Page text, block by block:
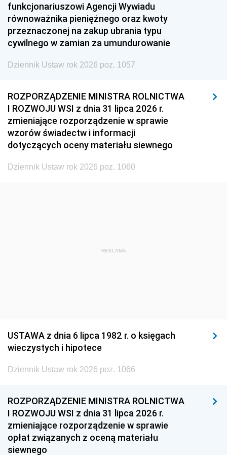
1948 1947
1945 1944 1939
1938 1937 1936
1935 1934
1929 1928 1927
1926 1925 1924
1923 1922
funkcjonariuszowi Agencji Wywiadu
równoważnika pieniężnego oraz kwoty
przeznaczonej na zakup ubrania typu
cywilnego w zamian za umundurowanie
Dziennik Ustaw rok 2026 poz. 1057
ROZPORZĄDZENIE MINISTRA ROLNICTWA
I ROZWOJU WSI z dnia 31 lipca 2026 r.
zmieniające rozporządzenie w sprawie
wzorów świadectw i informacji
dotyczących oceny materiału siewnego
Dziennik Ustaw rok 2026 poz. 1060
REKLAMA
USTAWA z dnia 6 lipca 1982 r. o księgach
wieczystych i hipotece
Dziennik Ustaw rok 2026 poz. 1066
ROZPORZĄDZENIE MINISTRA ROLNICTWA
I ROZWOJU WSI z dnia 31 lipca 2026 r.
zmieniające rozporządzenie w sprawie
opłat związanych z oceną materiału
siewnego